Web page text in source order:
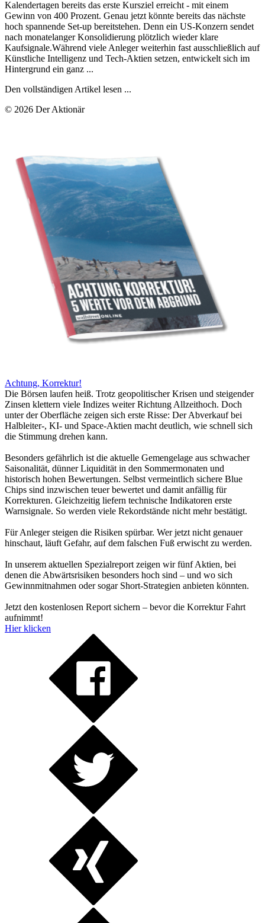
Kalendertagen bereits das erste Kursziel erreicht - mit einem
Gewinn von 400 Prozent. Genau jetzt könnte bereits das nächste
hoch spannende Set-up bereitstehen. Denn ein US-Konzern sendet
nach monatelanger Konsolidierung plötzlich wieder klare
Kaufsignale.Während viele Anleger weiterhin fast ausschließlich auf
Künstliche Intelligenz und Tech-Aktien setzen, entwickelt sich im
Hintergrund ein ganz ...
Den vollständigen Artikel lesen ...
© 2026 Der Aktionär
Achtung, Korrektur!
Die Börsen laufen heiß. Trotz geopolitischer Krisen und steigender
Zinsen klettern viele Indizes weiter Richtung Allzeithoch. Doch
unter der Oberfläche zeigen sich erste Risse: Der Abverkauf bei
Halbleiter-, KI- und Space-Aktien macht deutlich, wie schnell sich
die Stimmung drehen kann.
Besonders gefährlich ist die aktuelle Gemengelage aus schwacher
Saisonalität, dünner Liquidität in den Sommermonaten und
historisch hohen Bewertungen. Selbst vermeintlich sichere Blue
Chips sind inzwischen teuer bewertet und damit anfällig für
Korrekturen. Gleichzeitig liefern technische Indikatoren erste
Warnsignale. So werden viele Rekordstände nicht mehr bestätigt.
Für Anleger steigen die Risiken spürbar. Wer jetzt nicht genauer
hinschaut, läuft Gefahr, auf dem falschen Fuß erwischt zu werden.
In unserem aktuellen Spezialreport zeigen wir fünf Aktien, bei
denen die Abwärtsrisiken besonders hoch sind – und wo sich
Gewinnmitnahmen oder sogar Short-Strategien anbieten könnten.
Jetzt den kostenlosen Report sichern – bevor die Korrektur Fahrt
aufnimmt!
Hier klicken